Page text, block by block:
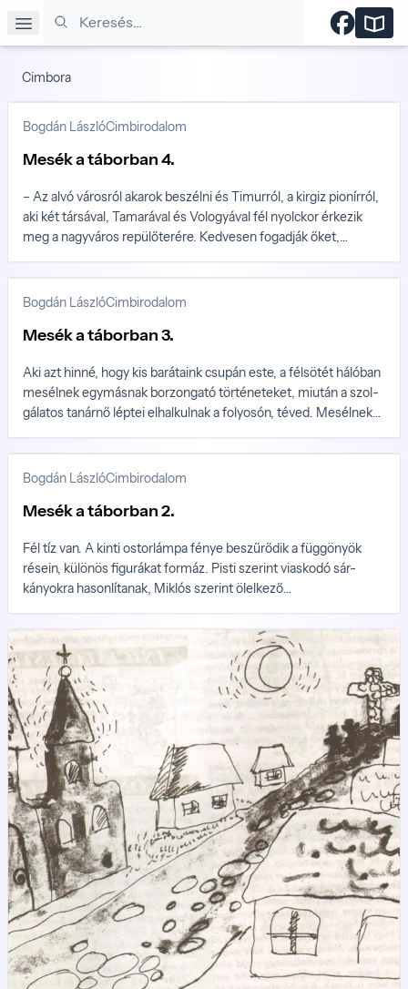
Cimbora
Bogdán LászlóCimbirodalom
Mesék a táborban 4.
– Az alvó városról akarok beszélni és Ti­murról, a kirgiz pionírról,
aki két társával, Tamarával és Vologyával fél nyolckor érke­zik
meg a nagyváros repülőterére. Ked­vesen fogadják őket,
niótól – Bogdán László folytatásos meseregényének negyedik
része.
Bogdán LászlóCimbirodalom
Mesék a táborban 3.
Aki azt hinné, hogy kis barátaink csupán este, a félsötét hálóban
mesélnek egymás­nak borzongató történeteket, miután a szol­
gálatos tanárnő léptei elhalkulnak a folyosón, téved. Mesélnek
táborozás erre számtalan alkalmat kínál.
Bogdán LászlóCimbirodalom
Mesék a táborban 2.
Fél tíz van. A kinti ostorlámpa fénye be­szűrődik a függönyök
résein, különös fi­gurákat formáz. Pisti szerint viaskodó sár­
kányokra hasonlítanak, Miklós szerint ölelkező
komondorokra, Pé­ter szerint lövöldöző tankokra – Bogdán
László folytatásos meseregényének második része.